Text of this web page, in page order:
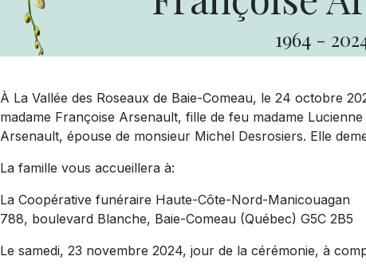
1964 -
À La Vallée des Roseaux de Baie-Comeau, le 24 octobre
madame Françoise Arsenault, fille de feu madame
Arsenault, épouse de monsieur Michel Desrosiers. Elle
La famille vous accueillera à:
La Coopérative funéraire Haute-Côte-Nord-Manicouagan
788, boulevard Blanche, Baie-Comeau (Québec) G5C 2B5
Le samedi, 23 novembre 2024, jour de la cérémonie, à